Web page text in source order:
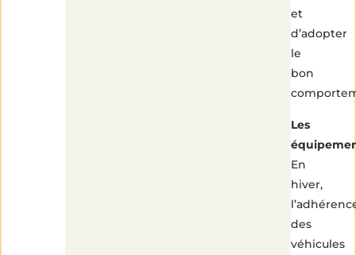
et
d’adopter
le
bon
Les
En
hiver,
des
véhicules